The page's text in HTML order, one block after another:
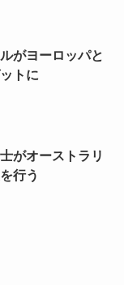
がヨーロッパと
トに
がオーストラリ
行う